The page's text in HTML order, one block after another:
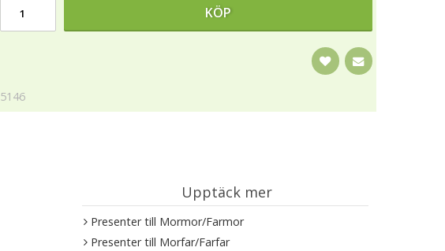
KÖP
5146
Upptäck mer
Presenter till Mormor/Farmor
Presenter till Morfar/Farfar